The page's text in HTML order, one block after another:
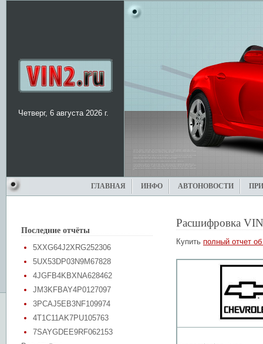
Четверг, 6 августа 2026 г.
ГЛАВНАЯ ИНФО АВТОНОВОСТИ
Последние отчёты
5XXG64J2XRG252306
5UX53DP03N9M67828
4JGFB4KBXNA628462
JM3KFBAY4P0127097
3PCAJ5EB3NF109974
4T1C11AK7PU105763
7SAYGDEE9RF062153
Расшифровка
Купить полный отчет